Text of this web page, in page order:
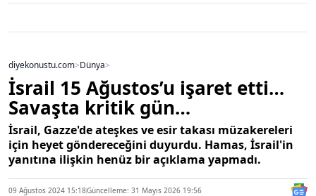
diyekonustu.com>Dünya>
İsrail 15 Ağustos’u işaret etti…
Savaşta kritik gün…
İsrail, Gazze'de ateşkes ve esir takası müzakereleri
için heyet göndereceğini duyurdu. Hamas, İsrail'in
yanıtına ilişkin henüz bir açıklama yapmadı.
09 Ağustos 2024 15:18Güncelleme: 31 Mayıs 2026 19:56